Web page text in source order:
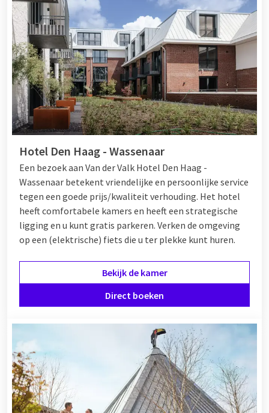
Hotel Den Haag - Wassenaar
Een bezoek aan Van der Valk Hotel Den Haag -
Wassenaar betekent vriendelijke en persoonlijke service
tegen een goede prijs/kwaliteit verhouding. Het hotel
heeft comfortabele kamers en heeft een strategische
ligging en u kunt gratis parkeren. Verken de omgeving
op een (elektrische) fiets die u ter plekke kunt huren.
Bekijk de kamer
Direct boeken